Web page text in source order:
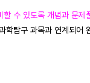
할 수 있도록 개념과 문제
학탐구 과목과 연계되어